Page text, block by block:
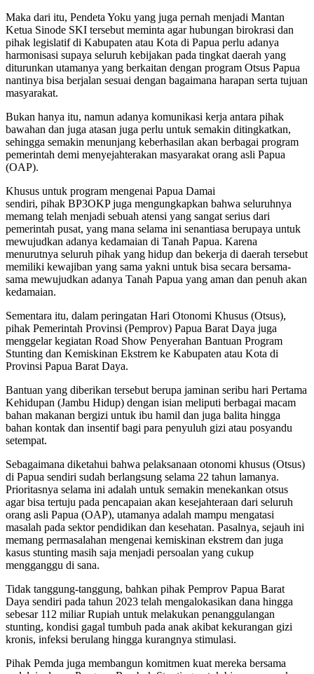
Maka dari itu, Pendeta Yoku yang juga pernah menjadi Mantan
Ketua Sinode SKI tersebut meminta agar hubungan birokrasi dan
pihak legislatif di Kabupaten atau Kota di Papua perlu adanya
harmonisasi supaya seluruh kebijakan pada tingkat daerah yang
diturunkan utamanya yang berkaitan dengan program Otsus Papua
nantinya bisa berjalan sesuai dengan bagaimana harapan serta tujuan
masyarakat.
Bukan hanya itu, namun adanya komunikasi kerja antara pihak
bawahan dan juga atasan juga perlu untuk semakin ditingkatkan,
sehingga semakin menunjang keberhasilan akan berbagai program
pemerintah demi menyejahterakan masyarakat orang asli Papua
(OAP).
Khusus untuk program mengenai Papua Damai
sendiri, pihak BP3OKP juga mengungkapkan bahwa seluruhnya
memang telah menjadi sebuah atensi yang sangat serius dari
pemerintah pusat, yang mana selama ini senantiasa berupaya untuk
mewujudkan adanya kedamaian di Tanah Papua. Karena
menurutnya seluruh pihak yang hidup dan bekerja di daerah tersebut
memiliki kewajiban yang sama yakni untuk bisa secara bersama-
sama mewujudkan adanya Tanah Papua yang aman dan penuh akan
kedamaian.
Sementara itu, dalam peringatan Hari Otonomi Khusus (Otsus),
pihak Pemerintah Provinsi (Pemprov) Papua Barat Daya juga
menggelar kegiatan Road Show Penyerahan Bantuan Program
Stunting dan Kemiskinan Ekstrem ke Kabupaten atau Kota di
Provinsi Papua Barat Daya.
Bantuan yang diberikan tersebut berupa jaminan seribu hari Pertama
Kehidupan (Jambu Hidup) dengan isian meliputi berbagai macam
bahan makanan bergizi untuk ibu hamil dan juga balita hingga
bahan kontak dan insentif bagi para penyuluh gizi atau posyandu
setempat.
Sebagaimana diketahui bahwa pelaksanaan otonomi khusus (Otsus)
di Papua sendiri sudah berlangsung selama 22 tahun lamanya.
Prioritasnya selama ini adalah untuk semakin menekankan otsus
agar bisa tertuju pada pencapaian akan kesejahteraan dari seluruh
orang asli Papua (OAP), utamanya adalah mampu mengatasi
masalah pada sektor pendidikan dan kesehatan. Pasalnya, sejauh ini
memang permasalahan mengenai kemiskinan ekstrem dan juga
kasus stunting masih saja menjadi persoalan yang cukup
mengganggu di sana.
Tidak tanggung-tanggung, bahkan pihak Pemprov Papua Barat
Daya sendiri pada tahun 2023 telah mengalokasikan dana hingga
sebesar 112 miliar Rupiah untuk melakukan penanggulangan
stunting, kondisi gagal tumbuh pada anak akibat kekurangan gizi
kronis, infeksi berulang hingga kurangnya stimulasi.
Pihak Pemda juga membangun komitmen kuat mereka bersama